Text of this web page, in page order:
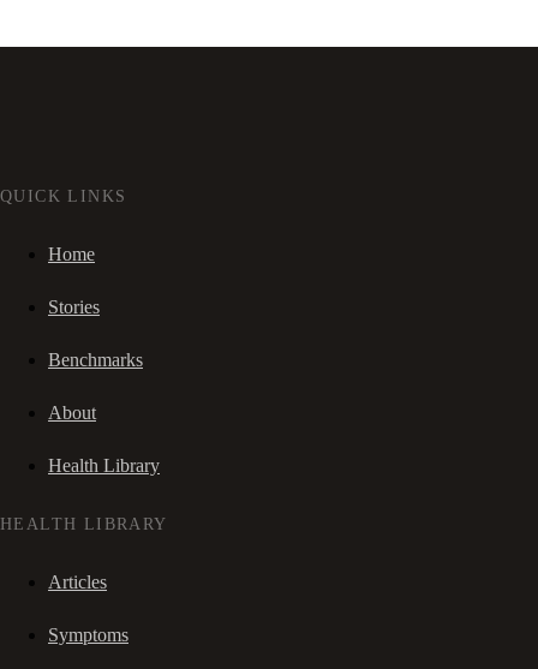
QUICK LINKS
Home
Stories
Benchmarks
About
Health Library
HEALTH LIBRARY
Articles
Symptoms